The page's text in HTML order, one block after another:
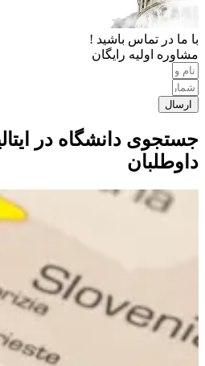
با ما در تماس باشید !
مشاوره اولیه رایگان
ارسال
جستجوی دانشگاه در
داوطلبان